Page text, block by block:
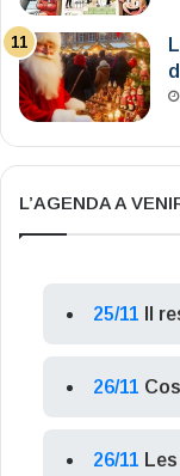
L’AGENDA A
25/11 Il
26/11
26/11